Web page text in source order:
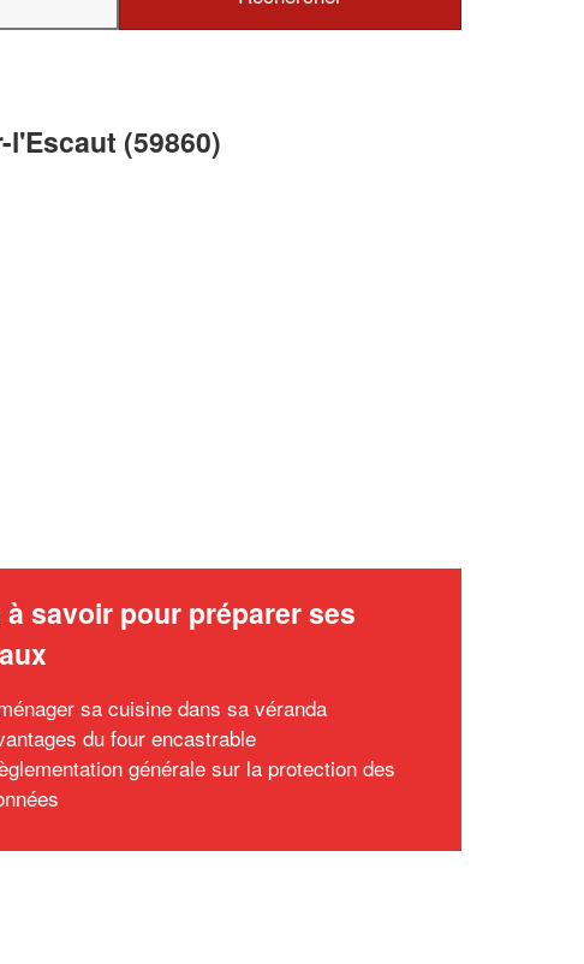
(59860)
à savoir pour préparer ses
sa cuisine dans sa véranda
du four encastrable
générale sur la protection des
✕
Vous êtes un